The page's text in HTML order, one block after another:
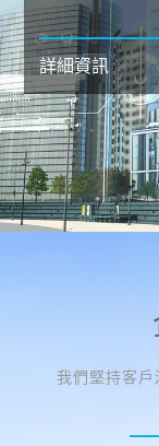
詳細資訊
我們堅持客